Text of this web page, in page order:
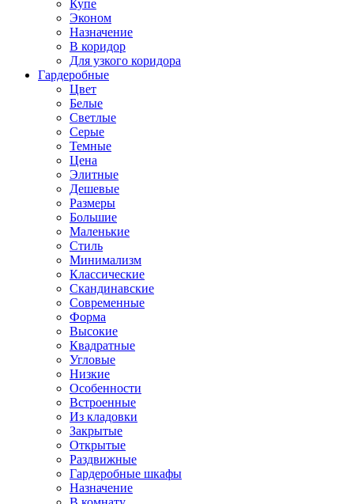
Купе
Эконом
Назначение
В коридор
Для узкого коридора
Гардеробные
Цвет
Белые
Светлые
Серые
Темные
Цена
Элитные
Дешевые
Размеры
Большие
Маленькие
Стиль
Минимализм
Классические
Скандинавские
Современные
Форма
Высокие
Квадратные
Угловые
Низкие
Особенности
Встроенные
Из кладовки
Закрытые
Открытые
Раздвижные
Гардеробные шкафы
Назначение